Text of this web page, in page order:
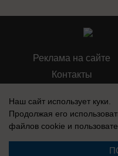
Реклама на сайте
Контакты
службой по надзору в
Наш сайт использует куки.
Продолжая его
файлов cookie и